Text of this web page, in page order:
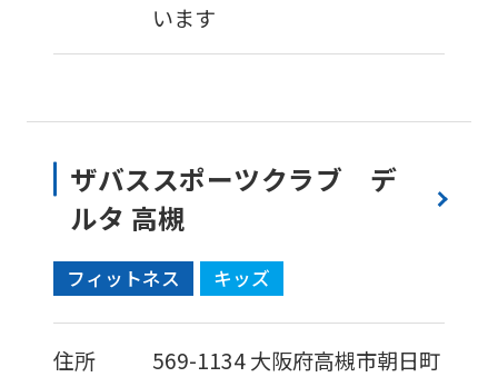
います
ザバススポーツクラブ デ
ルタ 高槻
フィットネス キッズ
住所 569-1134大阪府高槻市朝日町